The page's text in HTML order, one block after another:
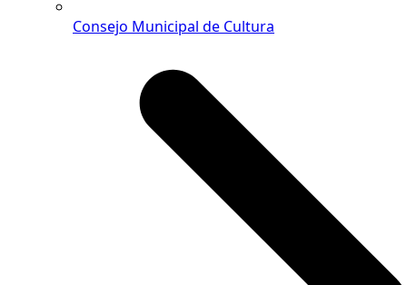
Consejo Municipal de Cultura